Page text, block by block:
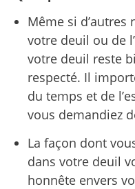
Même si
votre deuil ou de
votre deuil reste
respecté. Il
du temps et de
vous demandiez
La façon dont
dans votre deuil
honnête envers